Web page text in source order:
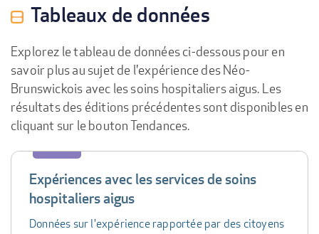
Tableaux de données
Explorez le tableau de données ci-dessous pour en
savoir plus au sujet de l'expérience des Néo-
Brunswickois avec les soins hospitaliers aigus. Les
résultats des éditions précédentes sont disponibles en
cliquant sur le bouton Tendances.
Data
table
Expériences avec les services de soins
hospitaliers aigus
Données sur l'expérience rapportée par des citoyens